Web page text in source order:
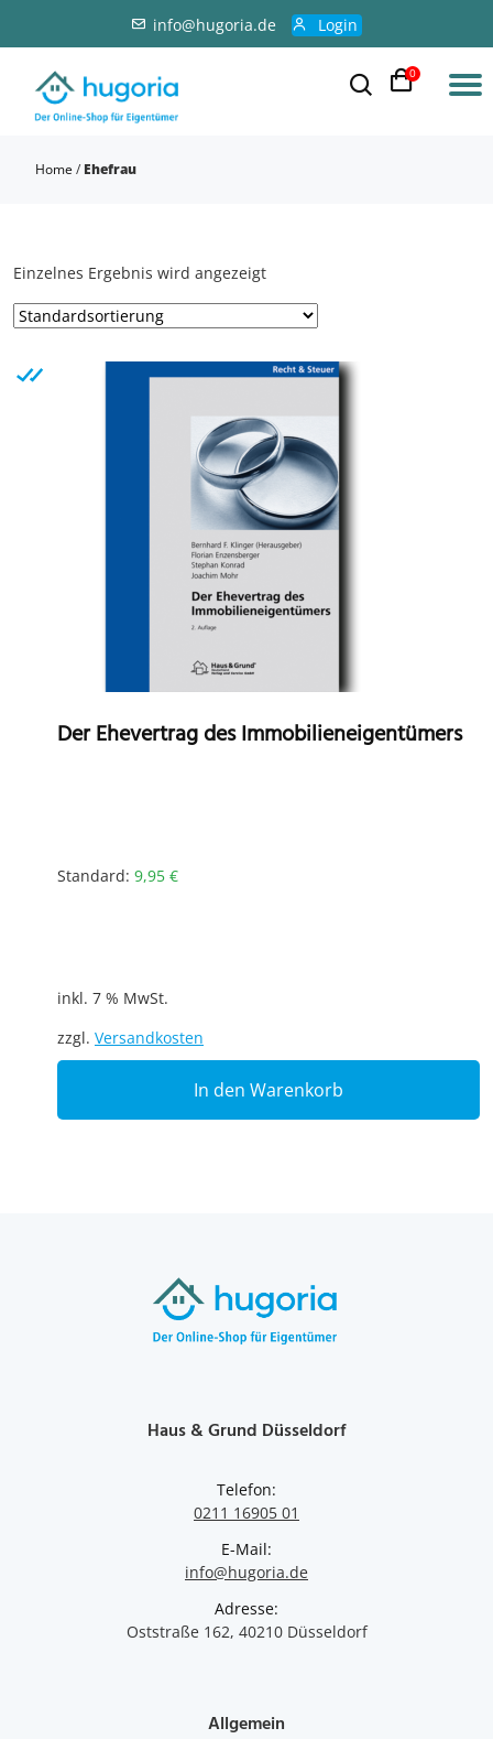
info@hugoria.de Login
0
Home / Ehefrau
Einzelnes Ergebnis wird angezeigt
Der Ehevertrag des Immobilieneigentümers
Standard: 9,95 €
inkl. 7 % MwSt.
zzgl. Versandkosten
In den Warenkorb
Haus & Grund Düsseldorf
Telefon:
0211 16905 01
E-Mail:
info@hugoria.de
Adresse:
Oststraße 162, 40210 Düsseldorf
Allgemein